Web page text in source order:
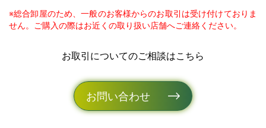
※総合卸屋のため、一般のお客様からのお取引は受け付けておりま
せん。ご購入の際はお近くの取り扱い店舗へご連絡ください。
お取引についてのご相談はこちら
お問い合わせ